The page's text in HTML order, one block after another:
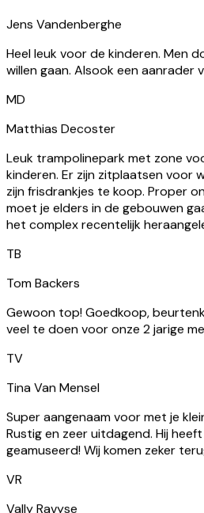
MD
Matthias Decoster
Leuk trampolinepark met zone
kinderen. Er zijn zitplaatsen voor
moet je elders in de gebouwen
TB
Tom Backers
Gewoon top! Goedkoop,
veel te doen voor onze 2 jarige
TV
Tina Van Mensel
Super aangenaam voor met je
Rustig en zeer uitdagend. Hij heeft
Vally Ravyse
Leuke speelgelegenheid. We
was er heel rustig.
GC